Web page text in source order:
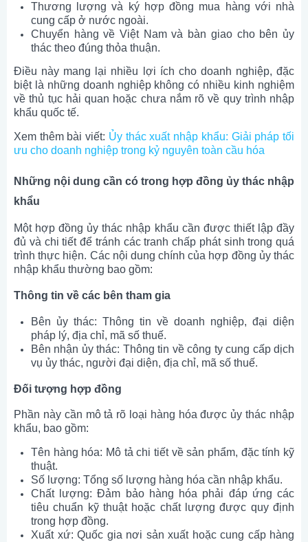
Thương lượng và ký hợp đồng mua hàng với nhà
cung cấp ở nước ngoài.
Chuyển hàng về Việt Nam và bàn giao cho bên ủy
thác theo đúng thỏa thuận.
Điều này mang lại nhiều lợi ích cho doanh nghiệp, đặc
biệt là những doanh nghiệp không có nhiều kinh nghiệm
về thủ tục hải quan hoặc chưa nắm rõ về quy trình nhập
khẩu quốc tế.
Xem thêm bài viết: Ủy thác xuất nhập khẩu: Giải pháp tối
ưu cho doanh nghiệp trong kỷ nguyên toàn cầu hóa
Những nội dung cần có trong hợp đồng ủy thác nhập
khẩu
Một hợp đồng ủy thác nhập khẩu cần được thiết lập đầy
đủ và chi tiết để tránh các tranh chấp phát sinh trong quá
trình thực hiện. Các nội dung chính của hợp đồng ủy thác
nhập khẩu thường bao gồm:
Thông tin về các bên tham gia
Bên ủy thác: Thông tin về doanh nghiệp, đại diện
pháp lý, địa chỉ, mã số thuế.
Bên nhận ủy thác: Thông tin về công ty cung cấp dịch
vụ ủy thác, người đại diện, địa chỉ, mã số thuế.
Đối tượng hợp đồng
Phần này cần mô tả rõ loại hàng hóa được ủy thác nhập
khẩu, bao gồm:
Tên hàng hóa: Mô tả chi tiết về sản phẩm, đặc tính kỹ
thuật.
Số lượng: Tổng số lượng hàng hóa cần nhập khẩu.
Chất lượng: Đảm bảo hàng hóa phải đáp ứng các
tiêu chuẩn kỹ thuật hoặc chất lượng được quy định
trong hợp đồng.
Xuất xứ: Quốc gia nơi sản xuất hoặc cung cấp hàng